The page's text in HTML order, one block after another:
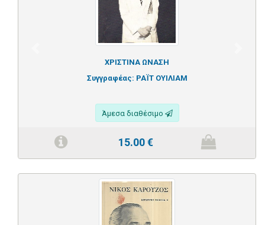
ΧΡΙΣΤΙΝΑ ΩΝΑΣΗ
Συγγραφέας: ΡΑΪΤ ΟΥΙΛΙΑΜ
Άμεσα διαθέσιμο
15.00€